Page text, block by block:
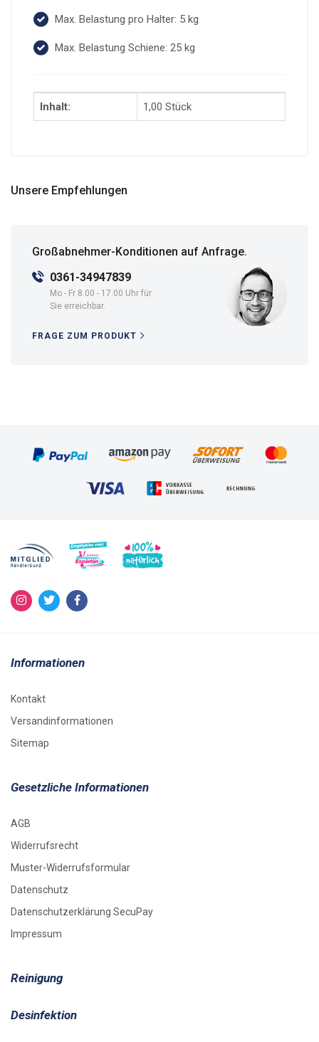
Max. Belastung pro Halter: 5 kg
Max. Belastung Schiene: 25 kg
Inhalt: 1,00 Stück
Unsere Empfehlungen
Großabnehmer-Konditionen auf Anfrage.
0361-34947839
Mo - Fr 8.00 - 17.00 Uhr für
Sie erreichbar.
FRAGE ZUM PRODUKT
Informationen
Kontakt
Versandinformationen
Sitemap
Gesetzliche Informationen
AGB
Widerrufsrecht
Muster-Widerrufsformular
Datenschutz
Datenschutzerklärung SecuPay
Impressum
Reinigung
Desinfektion